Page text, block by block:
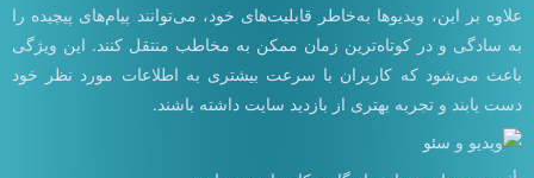
علاوه بر این، ویدیوها به‌خاطر قابلیت‌های خود، می‌توانند پیام‌های پیچیده را
به سادگی و در کوتاه‌ترین زمان ممکن به مخاطب منتقل کنند. این ویژگی
باعث می‌شود که کاربران با سرعت بیشتری به اطلاعات مورد نظر خود
دست یابند و تجربه بهتری از بازدید سایت داشته باشند.